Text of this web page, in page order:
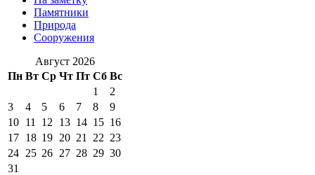
Памятники
Природа
Сооружения
Август 2026
Пн Вт Ср Чт Пт Сб Вс
1
2
3
4 5 6 7 8
9
10 11 12 13 14 15 16
17 18 19 20 21 22 23
24 25 26 27 28 29 30
31